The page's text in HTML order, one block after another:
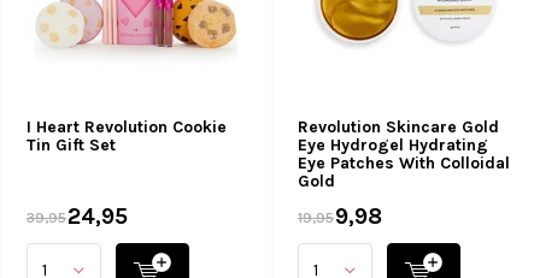
I Heart Revolution Cookie
Tin Gift Set
39,9524,95
Revolution Skincare Gold
Eye Hydrogel Hydrating
Eye Patches With Colloidal
Gold
19,959,98